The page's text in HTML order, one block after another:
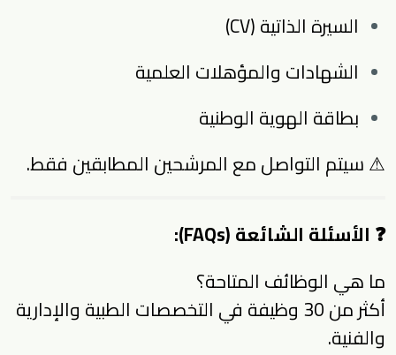
السيرة الذاتية (CV)
الشهادات والمؤهلات العلمية
بطاقة الهوية الوطنية
⚠ سيتم التواصل مع المرشحين المطابقين فقط.
❓ الأسئلة الشائعة (FAQs):
ما هي الوظائف المتاحة؟
أكثر من 30 وظيفة في التخصصات الطبية والإدارية
والفنية.